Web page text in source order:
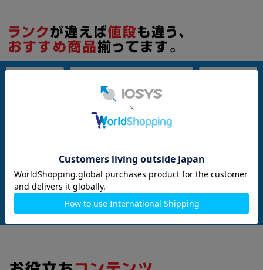
付属品: 箱/1m USB-C - USB-Cケーブル/SIM取り出しツール
nanoSIM
メーカー：Xiaomi （小米）
発売日：2024/05
付属品: 本体のみ
在庫数：1
中古Bランク 92,800 (税込)
付属品: 本体のみ